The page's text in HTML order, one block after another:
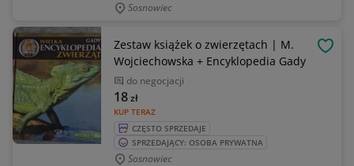
Sosnowiec
Zestaw książek o zwierzętach | M.
Wojciechowska + Encyklopedia Gady
do negocjacji
KUP TERAZ
18zł
CZĘSTO SPRZEDAJE
SPRZEDAJĄCY: OSOBA PRYWATNA
Sosnowiec